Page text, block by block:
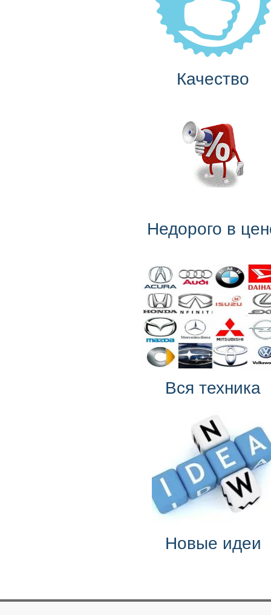
Качество
Недорого в
Вся техника
Новые идеи